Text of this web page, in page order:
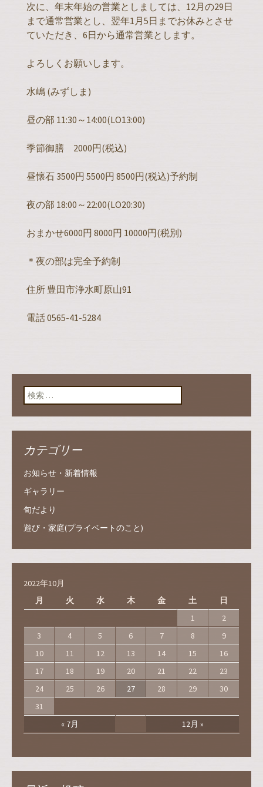
次に、年末年始の営業としましては、12月の29日
まで通常営業とし、翌年1月5日までお休みとさせ
ていただき、6日から通常営業とします。
よろしくお願いします。
水嶋 (みずしま)
昼の部 11:30～14:00(LO13:00)
季節御膳 2000円(税込)
昼懐石 3500円 5500円 8500円(税込)予約制
夜の部 18:00～22:00(LO20:30)
おまかせ6000円 8000円 10000円(税別)
＊夜の部は完全予約制
住所 豊田市浄水町原山91
電話 0565-41-5284
検索:
カテゴリー
お知らせ・新着情報
ギャラリー
旬だより
遊び・家庭(プライベートのこと)
2022年10月
月
火 水 木 金 土 日
« 7月 12月 »
1
2
3
4 5 6 7 8
9
10
11 12 13 14 15
16
17
18 19 20 21 22
23
24
25 26 27 28 29
30
31